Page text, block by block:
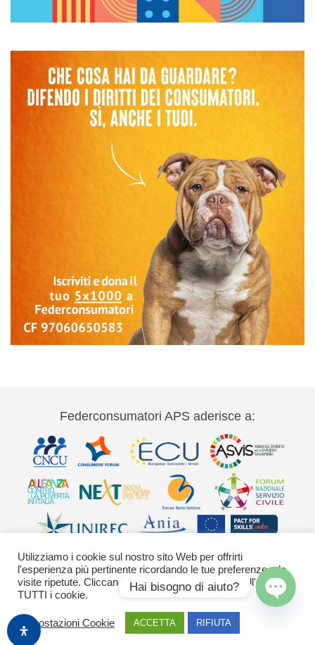
Federconsumatori APS aderisce a:
Via Palestro 11 00185 Roma - tel 06
42020755-9 federconsumatori@federconsumatori.it Ufficio stampa tel: 06
42020755 ufficiostampa@federconsumatori.it -Cookies Policy
Utilizziamo i cookie sul nostro sito Web per offrirti
l'esperienza più pertinente ricordando le tue preferenze e le
visite ripetute. Cliccando su "Accetta" acconsenti all'uso di
TUTTI i cookie.
Impostazioni Cookie ACCETTA RIFIUTA
Hai bisogno di aiuto?